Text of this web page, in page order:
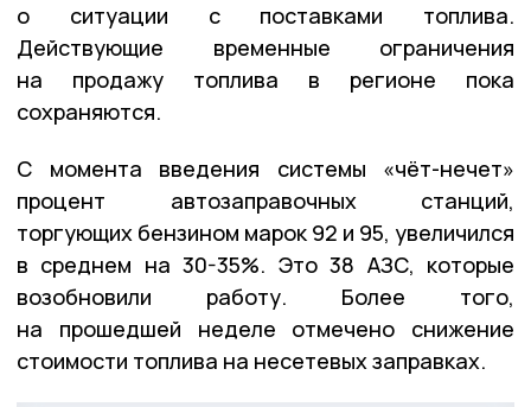
о ситуации с поставками топлива.
Действующие временные ограничения
на продажу топлива в регионе пока
сохраняются.
С момента введения системы «чёт-нечет»
процент автозаправочных станций,
торгующих бензином марок 92 и 95, увеличился
в среднем на 30-35%. Это 38 АЗС, которые
возобновили работу. Более того,
на прошедшей неделе отмечено снижение
стоимости топлива на несетевых заправках.